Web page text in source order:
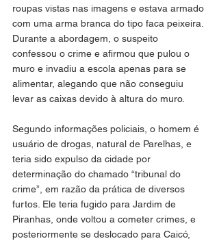
roupas vistas nas imagens e estava armado
com uma arma branca do tipo faca peixeira.
Durante a abordagem, o suspeito
confessou o crime e afirmou que pulou o
muro e invadiu a escola apenas para se
alimentar, alegando que não conseguiu
levar as caixas devido à altura do muro.
Segundo informações policiais, o homem é
usuário de drogas, natural de Parelhas, e
teria sido expulso da cidade por
determinação do chamado “tribunal do
crime”, em razão da prática de diversos
furtos. Ele teria fugido para Jardim de
Piranhas, onde voltou a cometer crimes, e
posteriormente se deslocado para Caicó,